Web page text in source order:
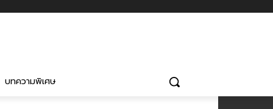
บทความพิเศษ